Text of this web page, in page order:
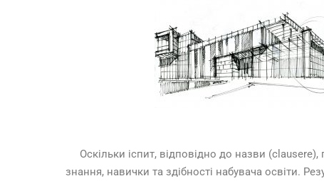
Оскільки іспит, відповідно до назви (clausere),
знання, навички та здібності набувача освіти.